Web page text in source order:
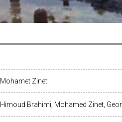
Mohamet Zinet
Himoud Brahimi, Mohamed Zinet,